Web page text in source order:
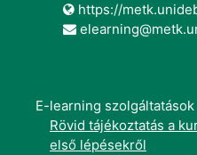
https://
E-learning szolgáltatások
Rövid tájékoztatás a
első lépésekről